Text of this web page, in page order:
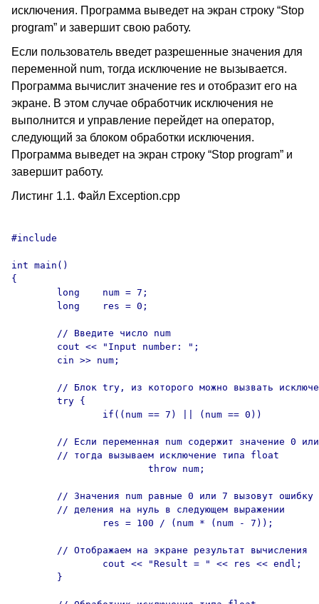
исключения. Программа выведет на экран строку “Stop
program” и завершит свою работу.
Если пользователь введет разрешенные значения для
переменной num, тогда исключение не вызывается.
Программа вычислит значение res и отобразит его на
экране. В этом случае обработчик исключения не
выполнится и управление перейдет на оператор,
следующий за блоком обработки исключения.
Программа выведет на экран строку “Stop program” и
завершит работу.
Листинг 1.1. Файл Exception.cpp
#include
int main()
{